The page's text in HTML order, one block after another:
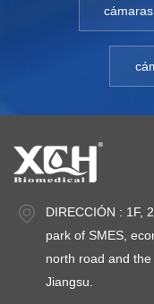
DIRECCIÓN : 1F,
park of SMES,
north road and the
Jiangsu.